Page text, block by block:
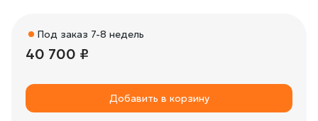
Под заказ 7-8 недель
40 700 ₽
Добавить в корзину